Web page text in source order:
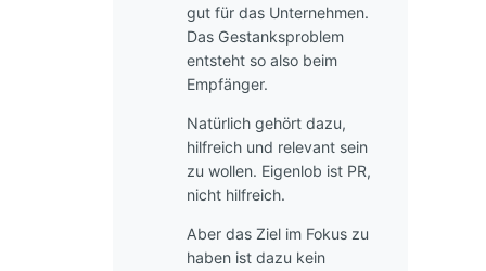
gut für das Unternehmen.
Das Gestanksproblem
entsteht so also beim
Empfänger.
Natürlich gehört dazu,
hilfreich und relevant sein
zu wollen. Eigenlob ist PR,
nicht hilfreich.
Aber das Ziel im Fokus zu
haben ist dazu kein